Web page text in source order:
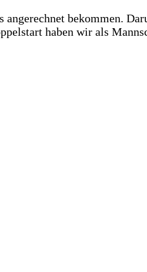
bekommen.
haben wir als